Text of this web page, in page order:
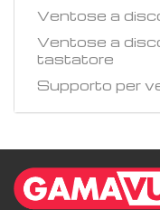
Ventose a
Ventose a
tastatore
Supporto per